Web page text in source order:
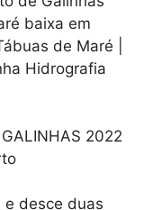
baixa em
de Maré |
Hidrografia
e desce duas